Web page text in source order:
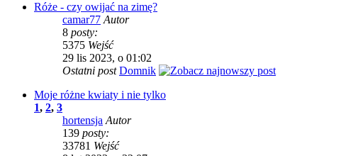
Róże - czy owijać na zimę?
camar77 Autor
8 posty:
5375 Wejść
29 lis 2023, o 01:02
Ostatni postDomnik
Moje różne kwiaty i nie tylko
1, 2, 3
hortensja Autor
139 posty:
33781 Wejść